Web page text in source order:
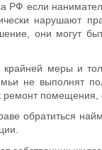
РФ если
нарушают
они могут
крайней меры и
не выполнят
обратиться